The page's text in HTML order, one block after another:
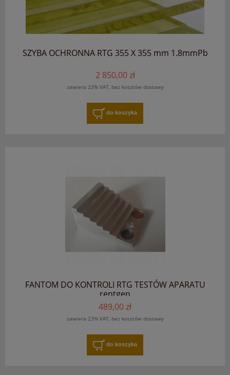
SZYBA OCHRONNA RTG 355 X 355 mm 1.8mmPb
2 850,00 zł
zawiera 23% VAT, bez kosztów dostawy
do koszyka
FANTOM DO KONTROLI RTG TESTÓW APARATU
rentgen
489,00 zł
zawiera 23% VAT, bez kosztów dostawy
do koszyka